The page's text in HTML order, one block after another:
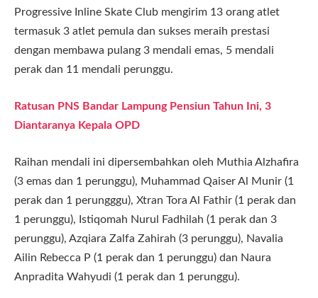
Progressive Inline Skate Club mengirim 13 orang atlet
termasuk 3 atlet pemula dan sukses meraih prestasi
dengan membawa pulang 3 mendali emas, 5 mendali
perak dan 11 mendali perunggu.
Ratusan PNS Bandar Lampung Pensiun Tahun Ini, 3
Diantaranya Kepala OPD
Raihan mendali ini dipersembahkan oleh Muthia Alzhafira
(3 emas dan 1 perunggu), Muhammad Qaiser Al Munir (1
perak dan 1 perungggu), Xtran Tora Al Fathir (1 perak dan
1 perunggu), Istiqomah Nurul Fadhilah (1 perak dan 3
perunggu), Azqiara Zalfa Zahirah (3 perunggu), Navalia
Ailin Rebecca P (1 perak dan 1 perunggu) dan Naura
Anpradita Wahyudi (1 perak dan 1 perunggu).